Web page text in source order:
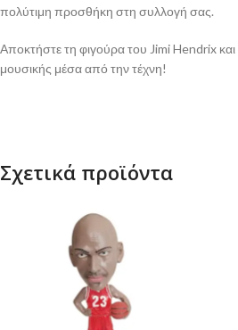
πολύτιμη προσθήκη στη συλλογή σας.
Αποκτήστε τη φιγούρα του Jimi Hendrix και
μουσικής μέσα από την τέχνη!
Σχετικά προϊόντα